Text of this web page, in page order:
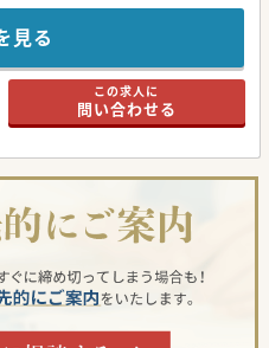
のため通勤も非常に楽だと思
ら、お気軽にお問合せくださ
見る
この求人に
問い合わせる